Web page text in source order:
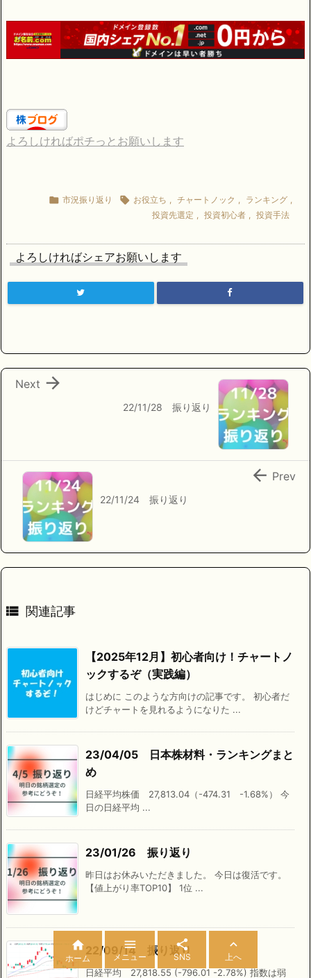
よろしければポチっとお願いします
 市況振り返り  お役立ち , チャートノック , ランキング ,
投資先選定 , 投資初心者 , 投資手法
よろしければシェアお願いします
22/11/28 振り返り

Next
22/11/24 振り返り
 Prev
 関連記事
【2025年12月】初心者向け！チャートノ
ックするぞ（実践編）
はじめに このような方向けの記事です。 初心者だ
けどチャートを見れるようになりた ...
23/04/05 日本株材料・ランキングまと
め
日経平均株価 27,813.04（-474.31 -1.68%） 今
日の日経平均 ...
23/01/26 振り返り
昨日はお休みいただきました。 今日は復活です。
【値上がり率TOP10】 1位 ...
22/09/14 振り返り
日経平均 27,818.55 (-796.01 -2.78%) 指数は弱

ホーム

メニュー

SNS

上へ